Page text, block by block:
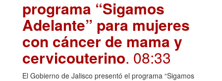
programa “Sigamos
Adelante” para mujeres
con cáncer de mama y
cervicouterino. 08:33
El Gobierno de Jalisco presentó el programa “Sigamos